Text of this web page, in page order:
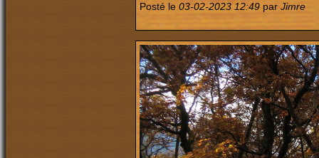
Posté le 03-02-2023 12:49 par Jimre